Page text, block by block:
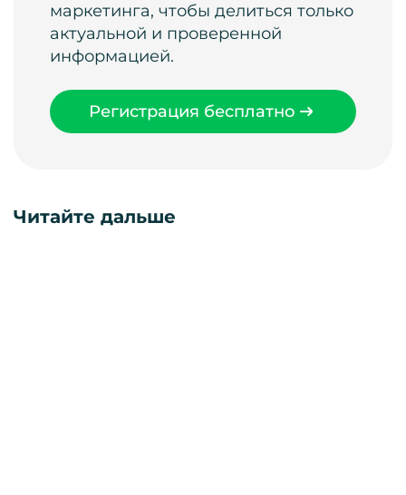
маркетинга, чтобы делиться только
актуальной и проверенной
информацией.
Регистрация бесплатно
Читайте дальше